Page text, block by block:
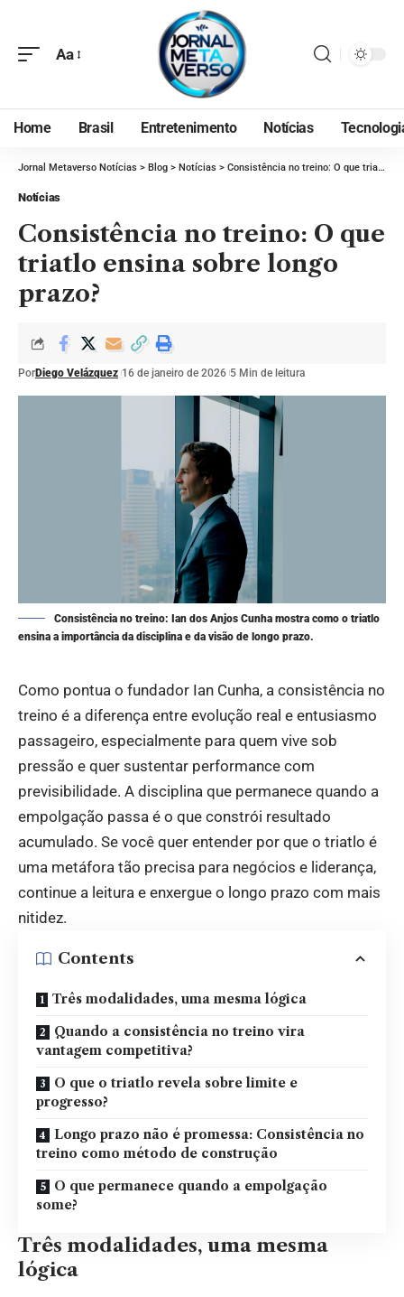
Aa
Home Brasil Entretenimento Notícias
Jornal Metaverso Notícias > Blog > Notícias > Consistência no treino: O que triatlo ensina sobre longo prazo?
Notícias
Consistência no treino: O que
triatlo ensina sobre longo
prazo?
PorDiego Velázquez 16 de janeiro de 2026 5 Min de leitura
Consistência no treino: Ian dos Anjos Cunha mostra como o triatlo
ensina a importância da disciplina e da visão de longo prazo.
Como pontua o fundador Ian Cunha, a consistência no
treino é a diferença entre evolução real e entusiasmo
passageiro, especialmente para quem vive sob
pressão e quer sustentar performance com
previsibilidade. A disciplina que permanece quando a
empolgação passa é o que constrói resultado
acumulado. Se você quer entender por que o triatlo é
uma metáfora tão precisa para negócios e liderança,
continue a leitura e enxergue o longo prazo com mais
nitidez.
Contents
Três modalidades, uma mesma lógica
Quando a consistência no treino vira
vantagem competitiva?
O que o triatlo revela sobre limite e
progresso?
Longo prazo não é promessa: Consistência no
treino como método de construção
O que permanece quando a empolgação
some?
Três modalidades, uma mesma
lógica